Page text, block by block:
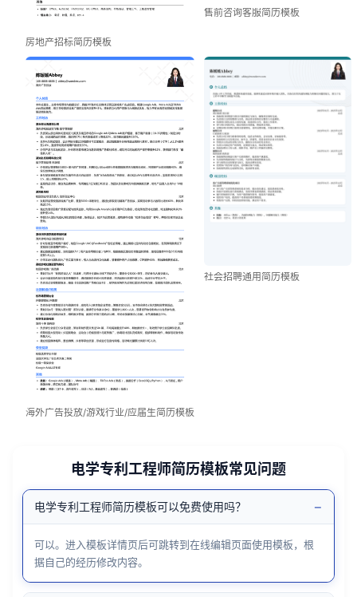
房地产招标简历模板
售前咨询客服简历模板
海外广告投放/游戏行业/应届生简历模板
社会招聘通用简历模板
电学专利工程师简历模板常见问题
电学专利工程师简历模板可以免费使用吗？ −
可以。进入模板详情页后可跳转到在线编辑页面使用模板，根
据自己的经历修改内容。